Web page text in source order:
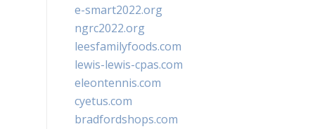
e-smart2022.org
ngrc2022.org
leesfamilyfoods.com
lewis-lewis-cpas.com
eleontennis.com
cyetus.com
bradfordshops.com